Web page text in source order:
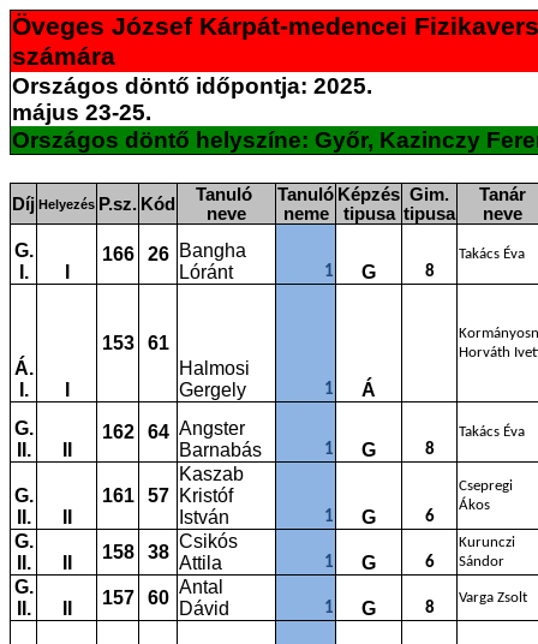
Öveges József Kárpát-medencei
számára
Országos döntő időpontja: 2025.
május 23-25.
Országos döntő helyszíne: Győr, Kazinczy
Díj Helyezés P.sz. Kód
Tanuló
neve
Tanuló
neme
Képzés
tipusa
Gim.
tipusa
Tanár
neve
G.
I.
166 26
Bangha
Lóránt
1 G 8
Takács Éva
Á.
I.
153
61
Halmosi
Gergely
1 Á
Horváth
G.
II.
162 64 Angster
Barnabás
1 G 8
Takács Éva
G.
II.
161 57
Kaszab
Kristóf
István
1 G 6
Csepregi
Ákos
G.
II.
158 38
Csikós
Attila
1 G 6
Kurunczi
Sándor
G.
II.
157 60
Antal
Dávid
1 G 8
Varga Zsolt